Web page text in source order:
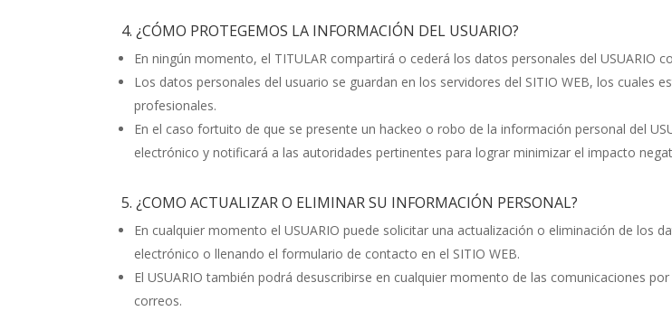
4. ¿CÓMO PROTEGEMOS LA INFORMACIÓN DEL USUARIO?
En ningún momento, el TITULAR compartirá o cederá los datos personales del USUARIO
Los datos personales del usuario se guardan en los servidores del SITIO WEB, los
profesionales.
En el caso fortuito de que se presente un hackeo o robo de la información personal del
electrónico y notificará a las autoridades pertinentes para lograr minimizar el impacto
5. ¿COMO ACTUALIZAR O ELIMINAR SU INFORMACIÓN PERSONAL?
En cualquier momento el USUARIO puede solicitar una actualización o eliminación de los
electrónico o llenando el formulario de contacto en el SITIO WEB.
El USUARIO también podrá desuscribirse en cualquier momento de las comunicaciones
correos.